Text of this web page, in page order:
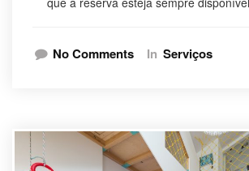
No Comments In Serviços